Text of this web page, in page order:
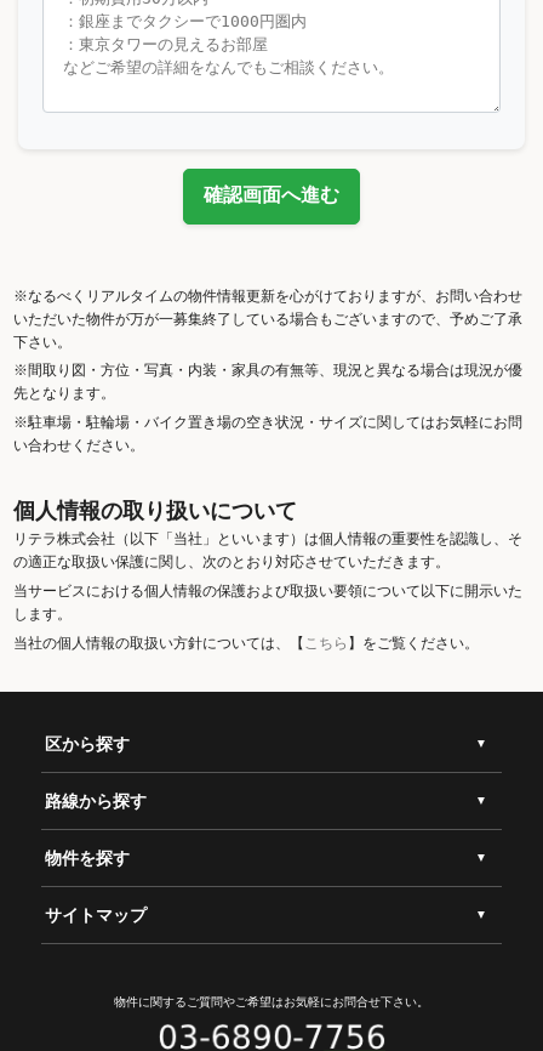
確認画面へ進む
※なるべくリアルタイムの物件情報更新を心がけておりますが、お問い合わせ
いただいた物件が万が一募集終了している場合もございますので、予めご了承
下さい。
※間取り図・方位・写真・内装・家具の有無等、現況と異なる場合は現況が優
先となります。
※駐車場・駐輪場・バイク置き場の空き状況・サイズに関してはお気軽にお問
い合わせください。
個人情報の取り扱いについて
リテラ株式会社（以下「当社」といいます）は個人情報の重要性を認識し、そ
の適正な取扱い保護に関し、次のとおり対応させていただきます。
当サービスにおける個人情報の保護および取扱い要領について以下に開示いた
します。
当社の個人情報の取扱い方針については、【こちら 】をご覧ください。
区から探す
路線から探す
物件を探す
サイトマップ
物件に関するご質問やご希望はお気軽にお問合せ下さい。